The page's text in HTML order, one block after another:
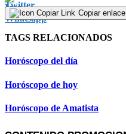
Copiar enlace
TAGS RELACIONADOS
Horóscopo del día
Horóscopo de hoy
Horóscopo de Amatista